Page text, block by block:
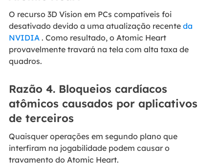
O recurso 3D Vision em PCs compatíveis foi
desativado devido a uma atualização recente da
NVIDIA. Como resultado, o Atomic Heart
provavelmente travará na tela com alta taxa de
quadros.
Razão 4. Bloqueios cardíacos
atômicos causados por aplicativos
de terceiros
Quaisquer operações em segundo plano que
interfiram na jogabilidade podem causar o
travamento do Atomic Heart.